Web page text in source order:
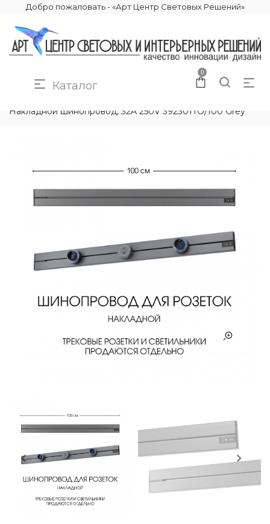
Добро пожаловать - «Арт Центр Световых Решений»
Каталог
0
Накладной шинопровод, 32A 250V 392301TO/100 Grey